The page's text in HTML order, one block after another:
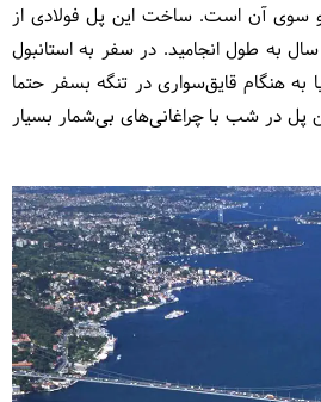
دو سوی آن است. ساخت این پل فولادی از
سه سال به طول انجامید. در سفر به استانبول
به هنگام قایق‌سواری در تنگه بسفر حتما
پل در شب با چراغانی‌های بی‌شمار بسیار